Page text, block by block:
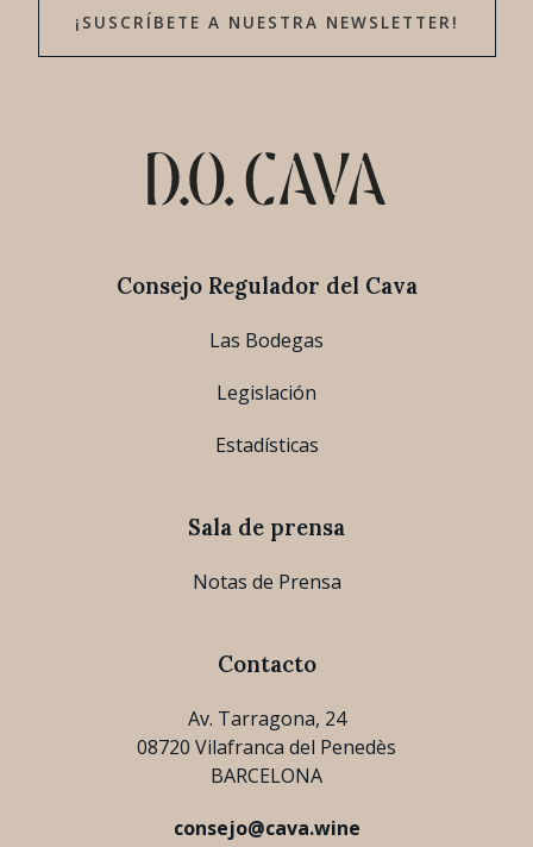
¡SUSCRÍBETE A NUESTRA NEWSLETTER!
Consejo Regulador del Cava
Las Bodegas
Legislación
Estadísticas
Sala de prensa
Notas de Prensa
Contacto
Av. Tarragona, 24
08720 Vilafranca del Penedès
BARCELONA
consejo@cava.wine